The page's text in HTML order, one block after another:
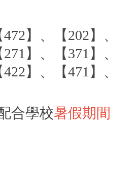
472】、【202】、
271】、【371】、
422】、【471】、
合學校暑假期間